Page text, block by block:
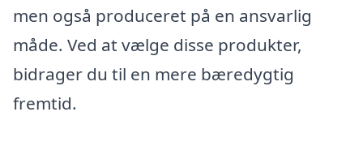
men også produceret på en ansvarlig
måde. Ved at vælge disse produkter,
bidrager du til en mere bæredygtig
fremtid.